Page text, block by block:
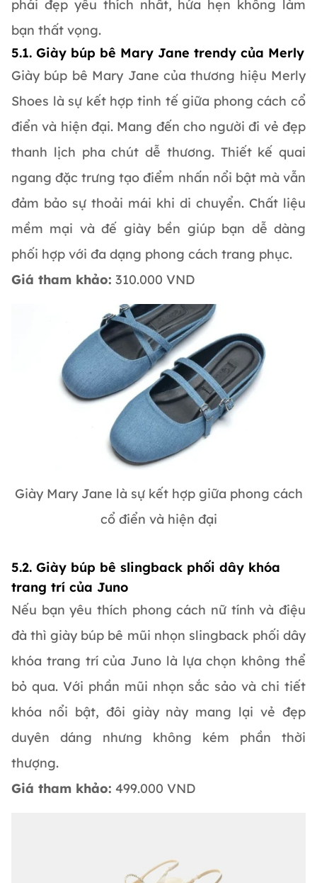
phái đẹp yêu thích nhất, hứa hẹn không làm
bạn thất vọng.
5.1. Giày búp bê Mary Jane trendy của Merly
Giày búp bê Mary Jane của thương hiệu Merly
Shoes là sự kết hợp tinh tế giữa phong cách cổ
điển và hiện đại. Mang đến cho người đi vẻ đẹp
thanh lịch pha chút dễ thương. Thiết kế quai
ngang đặc trưng tạo điểm nhấn nổi bật mà vẫn
đảm bảo sự thoải mái khi di chuyển. Chất liệu
mềm mại và đế giày bền giúp bạn dễ dàng
phối hợp với đa dạng phong cách trang phục.
Giá tham khảo: 310.000 VND
Giày Mary Jane là sự kết hợp giữa phong cách
cổ điển và hiện đại
5.2. Giày búp bê slingback phối dây khóa
trang trí của Juno
Nếu bạn yêu thích phong cách nữ tính và điệu
đà thì giày búp bê mũi nhọn slingback phối dây
khóa trang trí của Juno là lựa chọn không thể
bỏ qua. Với phần mũi nhọn sắc sảo và chi tiết
khóa nổi bật, đôi giày này mang lại vẻ đẹp
duyên dáng nhưng không kém phần thời
thượng.
Giá tham khảo: 499.000 VND